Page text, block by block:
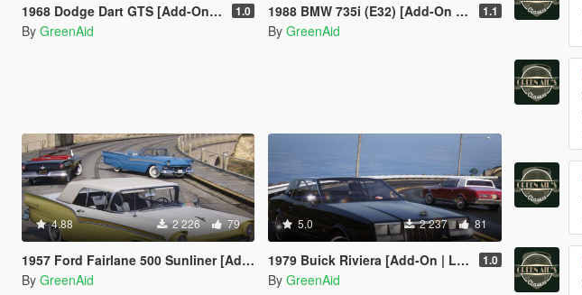
1968 Dodge Dart GTS [Add-On | LODs | VehFuncsV | Sound] 1.0
By GreenAid
1988 BMW 735i (E32) [Add-On | LODs | VehFuncsV] 1.1
By GreenAid
4.88 2 226 79
1957 Ford Fairlane 500 Sunliner [Add-On | LODs | VehFuncsV]
By GreenAid
5.0 2 237 81
1979 Buick Riviera [Add-On | LODs | VehFuncsV] 1.0
By GreenAid